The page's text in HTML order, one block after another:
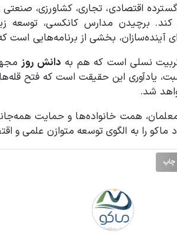
اقتصادی، تجاری، کشاورزی،
برچیدن مدارس کانکسی، توسعه
آینده‌سازان، بخشی از برنامه‌هایی است
تربیت نسلی است که هم به دانش روز
یادآوری این حقیقت است که فتح
شد.
همت خانواده‌ها و حمایت
ماکو را به الگوی توسعه متوازن علمی و
چاپ